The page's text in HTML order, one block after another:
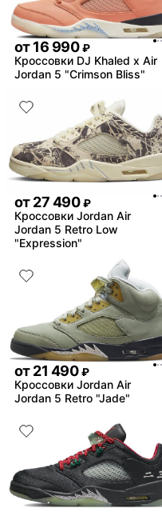
от16 990 ₽
Кроссовки DJ Khaled x Air
Jordan 5 "Crimson Bliss"
от27 490 ₽
Кроссовки Jordan Air
Jordan 5 Retro Low
"Expression"
от21 490 ₽
Кроссовки Jordan Air
Jordan 5 Retro "Jade"